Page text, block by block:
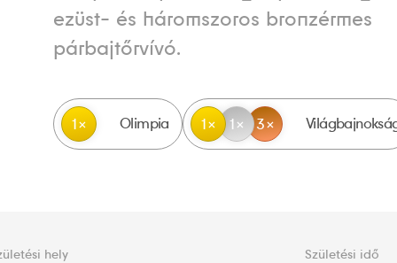
ezüst- és háromszoros bronzérmes
párbajtőrvívó.
1 Olimpia 1 1 3
hely Születési idő